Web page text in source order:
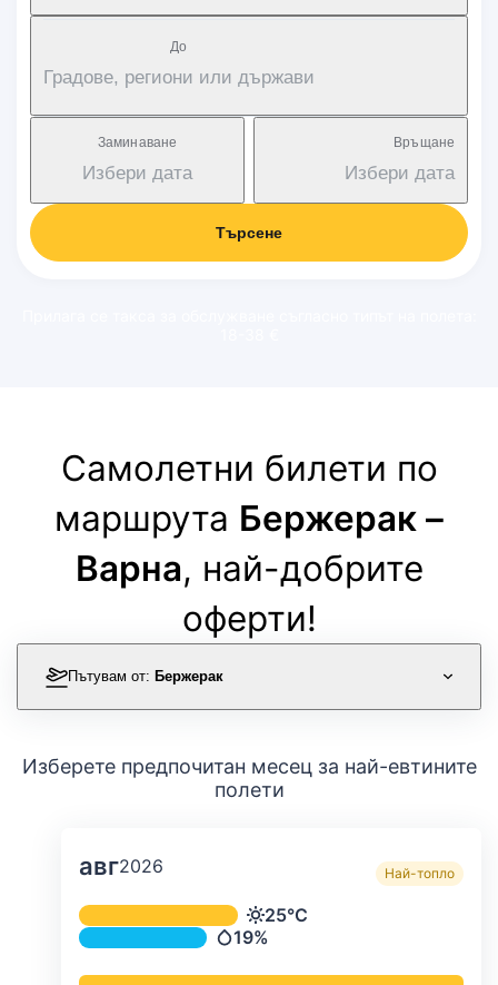
Дo
Градове, региони или държави
Заминаване
Избери дата
Връщане
Избери дата
Търсене
Самолетни билети по
маршрута Бержерак –
Варна, най-добрите
оферти!
Пътувам от: Бержерак
Изберете предпочитан месец за най-евтините
полети
авг2026 Най-топло
Средна месечна температура и
Температура
25°C
Валежи
19%